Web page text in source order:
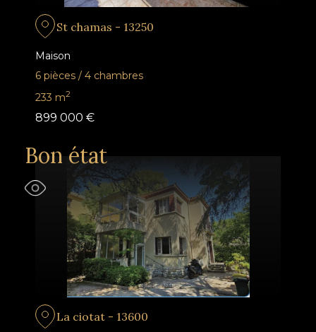
St chamas - 13250
Maison
6 pièces / 4 chambres
233 m2
899 000 €
Bon état
La ciotat - 13600